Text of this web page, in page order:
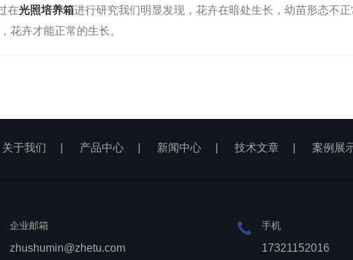
在光照培养箱进行研究我们明显发现，花卉在暗处生长，幼苗形态不
花卉才能正常的生长。
关于我们 产品中心 新闻中心 技术文章 案例展
企业邮箱
zhushumin@zhetu.com
手机
17321152016